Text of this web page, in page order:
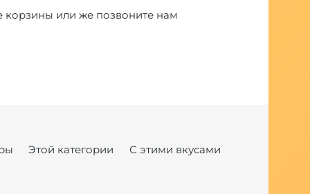
корзины или же позвоните нам
Этой категории С этими вкусами